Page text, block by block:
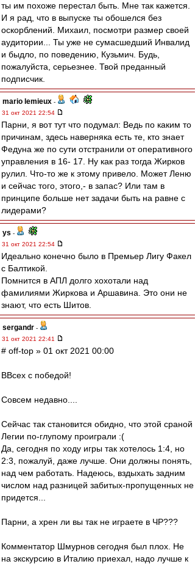
ты им похоже перестал быть. Мне так кажется.
И я рад, что в выпуске ты обошелся без
оскорблений. Михаил, посмотри размер своей
аудитории... Ты уже не сумасшедший Инвалид
и быдло, по поведению, Кузьмич. Будь,
пожалуйста, серьезнее. Твой преданный
подписчик.
mario lemieux -
31 окт 2021 22:54
Парни, я вот тут что подумал: Ведь по каким то
причинам, здесь наверняка есть те, кто знает
Федуна же по сути отстранили от оперативного
управления в 16- 17. Ну как раз тогда Жирков
рулил. Что-то же к этому привело. Может Леню
и сейчас того, этого,- в запас? Или там в
принципе больше нет задачи быть на равне с
лидерами?
ys -
31 окт 2021 22:54
Идеально конечно было в Премьер Лигу Факел
с Балтикой.
Помнится в АПЛ долго хохотали над
фамилиями Жиркова и Аршавина. Это они не
знают, что есть Шитов.
sergandr -
31 окт 2021 22:41
# off-top » 01 окт 2021 00:00
ВВсех с победой!
Совсем недавно....
Сейчас так становится обидно, что этой сраной
Легии по-глупому проиграли :(
Да, сегодня по ходу игры так хотелось 1:4, но
2:3, пожалуй, даже лучше. Они должны понять,
над чем работать. Надеюсь, вздыхать задним
числом над разницей забитых-пропущенных не
придется...
Парни, а хрен ли вы так не играете в ЧР???
Комментатор Шмурнов сегодня был плох. Не
на экскурсию в Италию приехал, надо лучше к